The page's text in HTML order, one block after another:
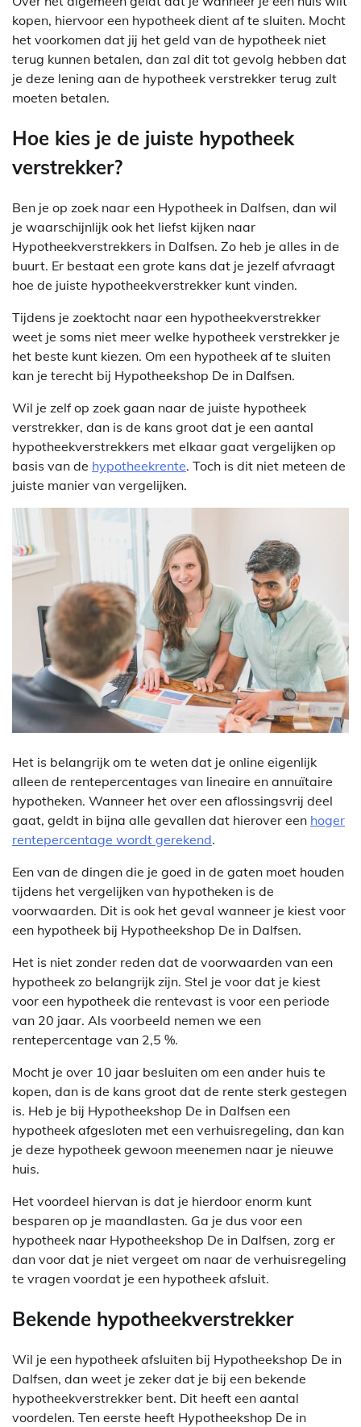
kopen, hiervoor een hypotheek dient af te sluiten. Mocht
het voorkomen dat jij het geld van de hypotheek niet
terug kunnen betalen, dan zal dit tot gevolg hebben dat
je deze lening aan de hypotheek verstrekker terug zult
moeten betalen.
Hoe kies je de juiste hypotheek
verstrekker?
Ben je op zoek naar een Hypotheek in Dalfsen, dan wil
je waarschijnlijk ook het liefst kijken naar
Hypotheekverstrekkers in Dalfsen. Zo heb je alles in de
buurt. Er bestaat een grote kans dat je jezelf afvraagt
hoe de juiste hypotheekverstrekker kunt vinden.
Tijdens je zoektocht naar een hypotheekverstrekker
weet je soms niet meer welke hypotheek verstrekker je
het beste kunt kiezen. Om een hypotheek af te sluiten
kan je terecht bij Hypotheekshop De in Dalfsen.
Wil je zelf op zoek gaan naar de juiste hypotheek
verstrekker, dan is de kans groot dat je een aantal
hypotheekverstrekkers met elkaar gaat vergelijken op
basis van de hypotheekrente. Toch is dit niet meteen de
juiste manier van vergelijken.
Het is belangrijk om te weten dat je online eigenlijk
alleen de rentepercentages van lineaire en annuïtaire
hypotheken. Wanneer het over een aflossingsvrij deel
gaat, geldt in bijna alle gevallen dat hierover een hoger
rentepercentage wordt gerekend.
Een van de dingen die je goed in de gaten moet houden
tijdens het vergelijken van hypotheken is de
voorwaarden. Dit is ook het geval wanneer je kiest voor
een hypotheek bij Hypotheekshop De in Dalfsen.
Het is niet zonder reden dat de voorwaarden van een
hypotheek zo belangrijk zijn. Stel je voor dat je kiest
voor een hypotheek die rentevast is voor een periode
van 20 jaar. Als voorbeeld nemen we een
rentepercentage van 2,5 %.
Mocht je over 10 jaar besluiten om een ander huis te
kopen, dan is de kans groot dat de rente sterk gestegen
is. Heb je bij Hypotheekshop De in Dalfsen een
hypotheek afgesloten met een verhuisregeling, dan kan
je deze hypotheek gewoon meenemen naar je nieuwe
huis.
Het voordeel hiervan is dat je hierdoor enorm kunt
besparen op je maandlasten. Ga je dus voor een
hypotheek naar Hypotheekshop De in Dalfsen, zorg er
dan voor dat je niet vergeet om naar de verhuisregeling
te vragen voordat je een hypotheek afsluit.
Bekende hypotheekverstrekker
Wil je een hypotheek afsluiten bij Hypotheekshop De in
Dalfsen, dan weet je zeker dat je bij een bekende
hypotheekverstrekker bent. Dit heeft een aantal
voordelen. Ten eerste heeft Hypotheekshop De in